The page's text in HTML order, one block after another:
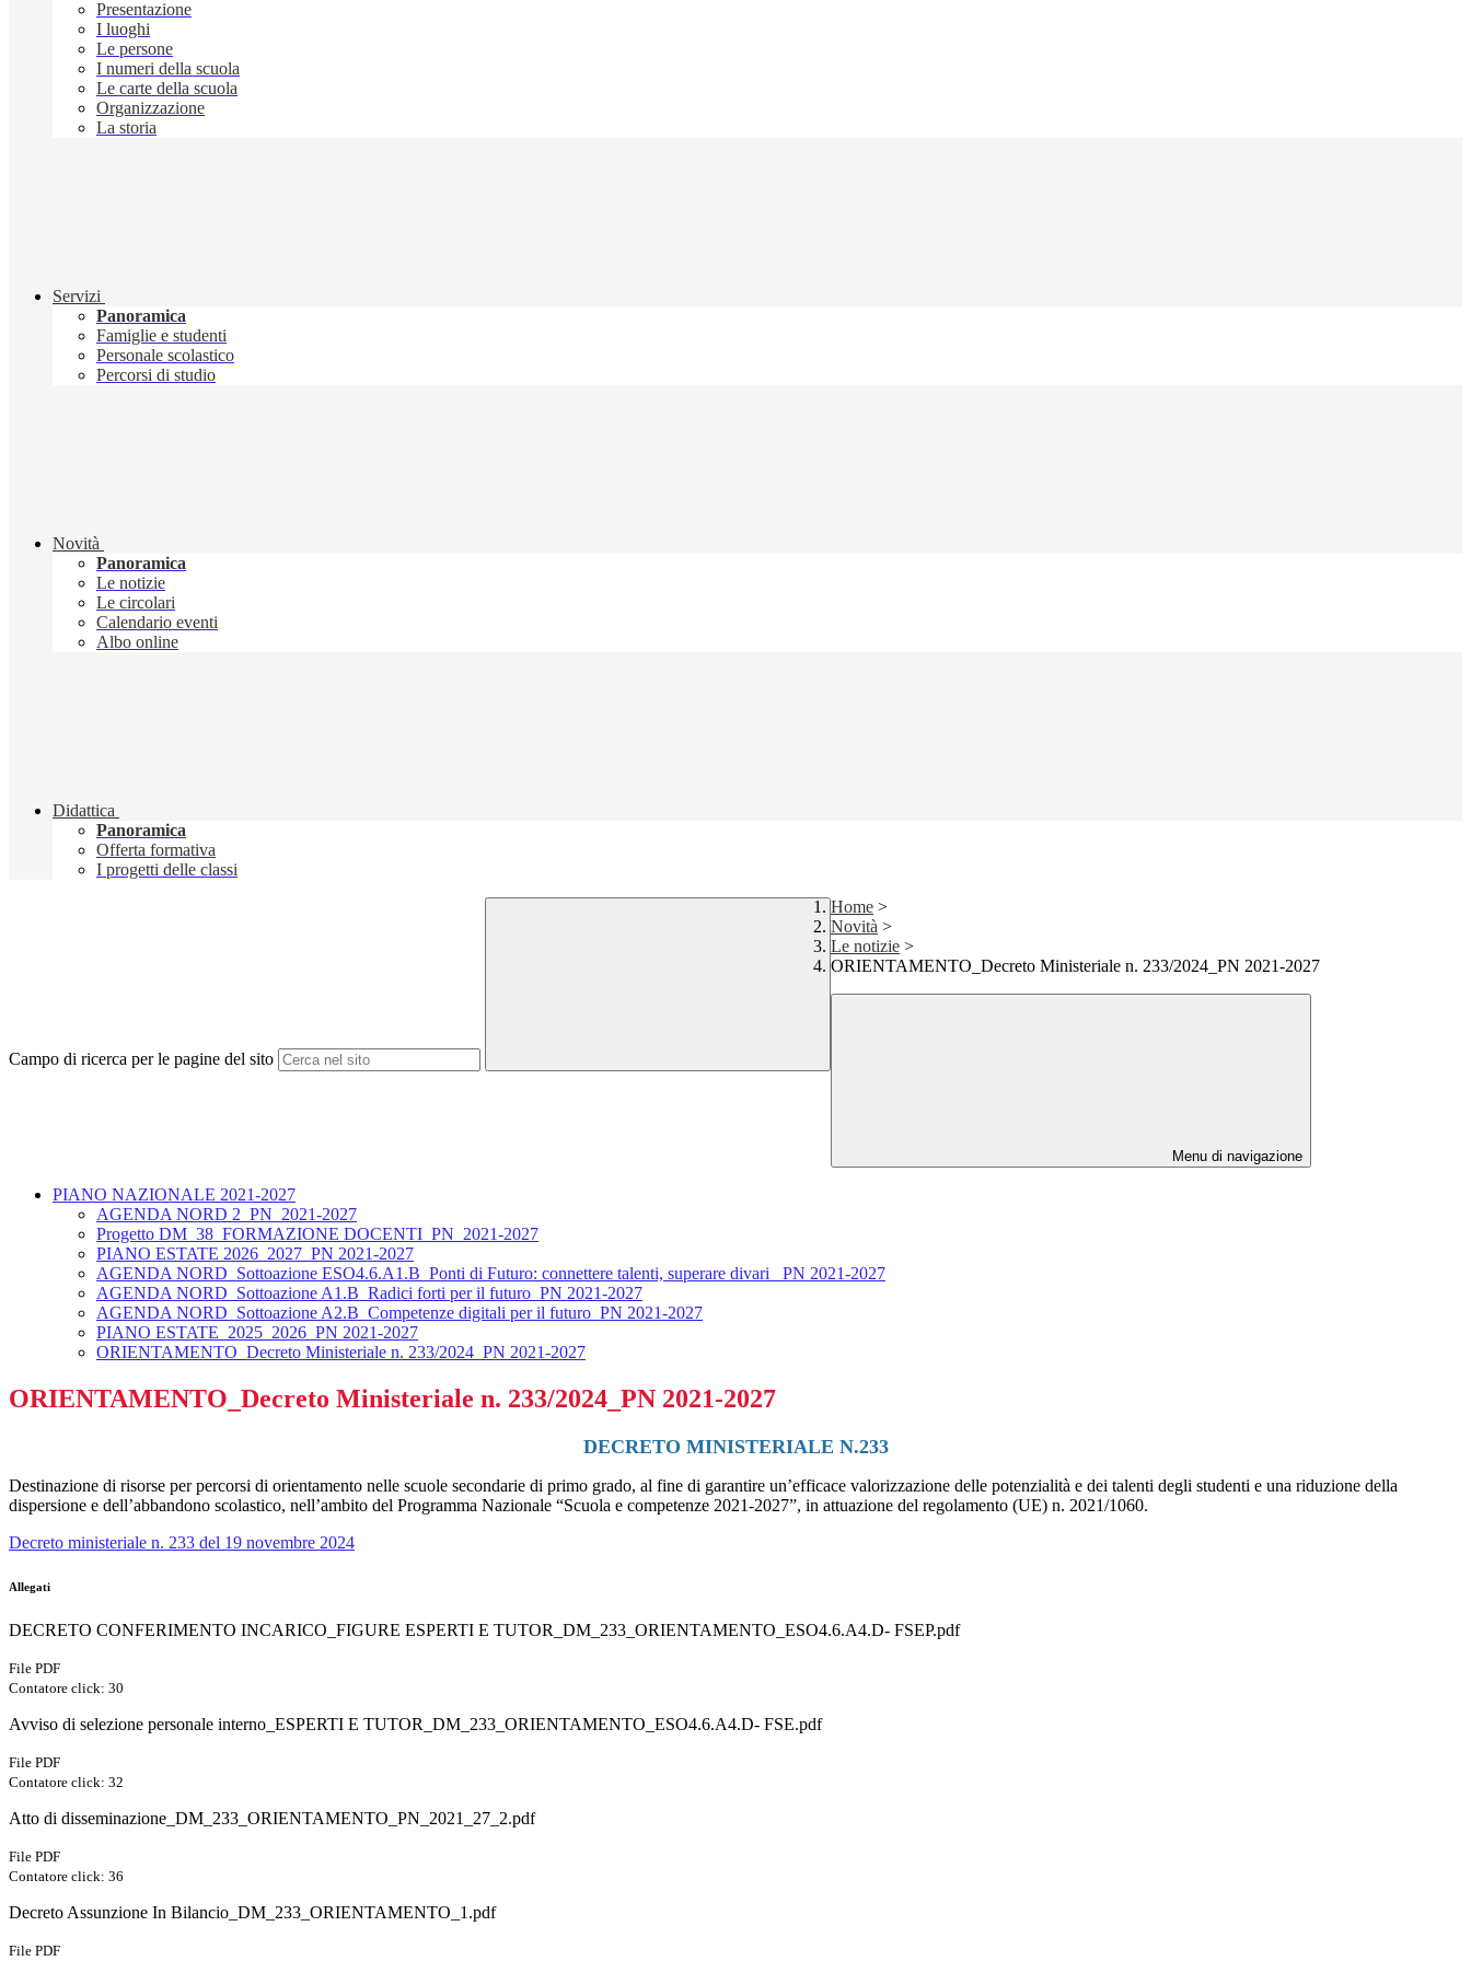
Presentazione
I luoghi
Le persone
I numeri della scuola
Le carte della scuola
Organizzazione
La storia
Servizi
Panoramica
Famiglie e studenti
Personale scolastico
Percorsi di studio
Novità
Panoramica
Le notizie
Le circolari
Calendario eventi
Albo online
Didattica
Panoramica
Offerta formativa
I progetti delle classi
Campo di ricerca per le pagine del sito
Home >
Novità >
Le notizie >
ORIENTAMENTO_Decreto Ministeriale n. 233/2024_PN 2021-2027
Menu di navigazione
PIANO NAZIONALE 2021-2027
AGENDA NORD 2_PN_2021-2027
Progetto DM_38_FORMAZIONE DOCENTI_PN_2021-2027
PIANO ESTATE 2026_2027_PN 2021-2027
AGENDA NORD_Sottoazione ESO4.6.A1.B_Ponti di Futuro: connettere talenti, superare divari _PN 2021-2027
AGENDA NORD_Sottoazione A1.B_Radici forti per il futuro_PN 2021-2027
AGENDA NORD_Sottoazione A2.B_Competenze digitali per il futuro_PN 2021-2027
PIANO ESTATE_2025_2026_PN 2021-2027
ORIENTAMENTO_Decreto Ministeriale n. 233/2024_PN 2021-2027
ORIENTAMENTO_Decreto Ministeriale n. 233/2024_PN 2021-2027
DECRETO MINISTERIALE N.233
Destinazione di risorse per percorsi di orientamento nelle scuole secondarie di primo grado, al fine di garantire un’efficace valorizzazione delle potenzialità e dei talenti degli studenti e una riduzione della
dispersione e dell’abbandono scolastico, nell’ambito del Programma Nazionale “Scuola e competenze 2021-2027”, in attuazione del regolamento (UE) n. 2021/1060.
Decreto ministeriale n. 233 del 19 novembre 2024
Allegati
DECRETO CONFERIMENTO INCARICO_FIGURE ESPERTI E TUTOR_DM_233_ORIENTAMENTO_ESO4.6.A4.D- FSEP.pdf
File PDF
Contatore click: 30
Avviso di selezione personale interno_ESPERTI E TUTOR_DM_233_ORIENTAMENTO_ESO4.6.A4.D- FSE.pdf
File PDF
Contatore click: 32
Atto di disseminazione_DM_233_ORIENTAMENTO_PN_2021_27_2.pdf
File PDF
Contatore click: 36
Decreto Assunzione In Bilancio_DM_233_ORIENTAMENTO_1.pdf
File PDF